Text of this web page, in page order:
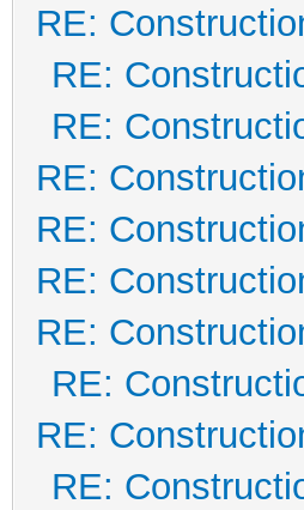
RE:
RE:
RE:
RE:
RE:
RE:
RE:
RE:
RE:
RE: